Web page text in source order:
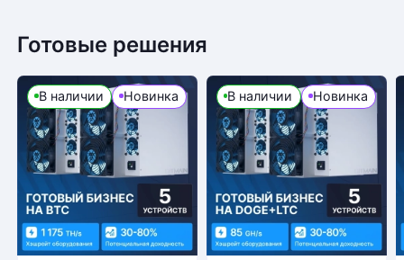
Возврат товара
Для того, чтобы оформить возврат товара, клиенту
необходимо связаться с менеджером, который
оформлял покупку. Возврат товара производится
в соответствии с регламентом Компании после
проверки оборудования
Есть вопрос?
Готовые решения
В наличии Новинка В наличии Новинка